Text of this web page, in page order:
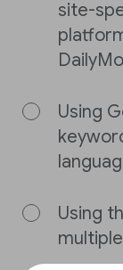
site-
Using
Using